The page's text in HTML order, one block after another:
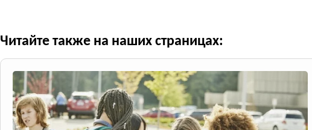
Читайте также на наших страницах: